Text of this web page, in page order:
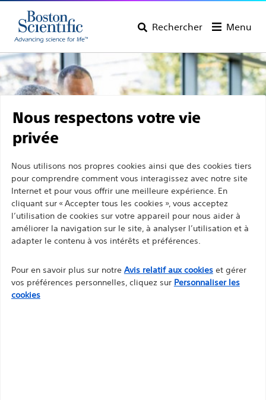
Rechercher Menu
Découvrez les produits
Voir les produits
Nous respectons votre vie
privée
Nous utilisons nos propres cookies ainsi que des cookies tiers
pour comprendre comment vous interagissez avec notre site
Internet et pour vous offrir une meilleure expérience. En
cliquant sur « Accepter tous les cookies », vous acceptez
l’utilisation de cookies sur votre appareil pour nous aider à
améliorer la navigation sur le site, à analyser l’utilisation et à
adapter le contenu à vos intérêts et préférences.
Pour en savoir plus sur notre Avis relatif aux cookieset gérer
vos préférences personnelles, cliquez sur Personnaliser les
cookies